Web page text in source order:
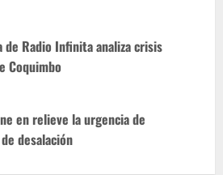
de Radio Infinita analiza crisis
Coquimbo
en relieve la urgencia de
desalación